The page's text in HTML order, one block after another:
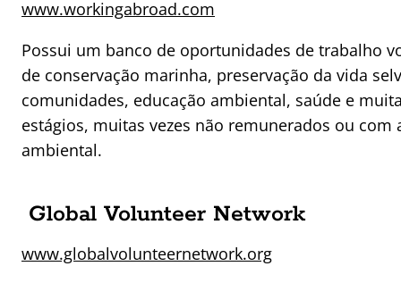
www.workingabroad.com
Possui um banco de oportunidades de trabalho
de conservação marinha, preservação da vida
comunidades, educação ambiental, saúde e
estágios, muitas vezes não remunerados ou
ambiental.
Global Volunteer Network
www.globalvolunteernetwork.org